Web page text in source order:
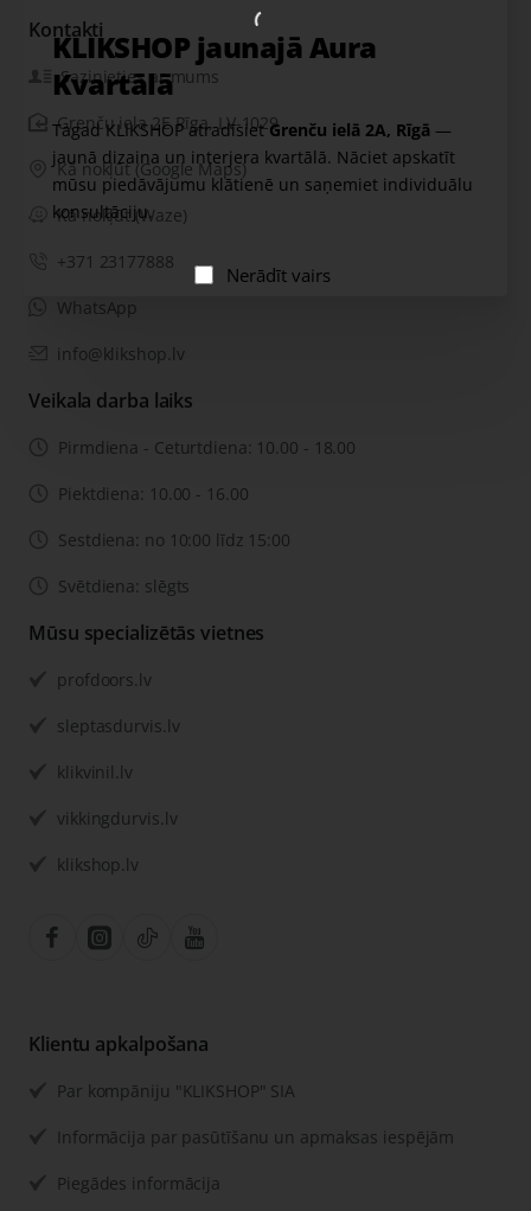
KLIKSHOP jaunajā Aura
Kvartālā
Tagad KLIKSHOP atradīsietGrenču ielā 2A, Rīgā —
jaunā dizaina un interjera kvartālā. Nāciet apskatīt
mūsu piedāvājumu klātienē un saņemiet individuālu
konsultāciju.
Nerādīt vairs
Kontakti
Sazinieties ar mums
Grenču iela 2E Rīga, LV-1029
Kā nokļūt (Google Maps)
Kā nokļūt (Waze)
+371 23177888
WhatsApp
info@klikshop.lv
Veikala darba laiks
Pirmdiena - Ceturtdiena: 10.00 - 18.00
Piektdiena: 10.00 - 16.00
Sestdiena: no 10:00 līdz 15:00
Svētdiena: slēgts
Mūsu specializētās vietnes
profdoors.lv
sleptasdurvis.lv
klikvinil.lv
vikkingdurvis.lv
klikshop.lv
Klientu apkalpošana
Par kompāniju "KLIKSHOP" SIA
Informācija par pasūtīšanu un apmaksas iespējām
Piegādes informācija